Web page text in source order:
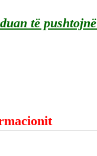
të pushtojnë